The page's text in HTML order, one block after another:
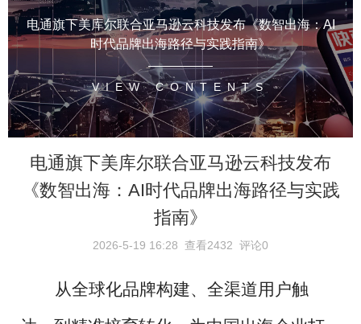
电通旗下美库尔联合亚马逊云科技发布《数智出海：AI
时代品牌出海路径与实践指南》
VIEW CONTENTS
电通旗下美库尔联合亚马逊云科技发布
《数智出海：AI时代品牌出海路径与实践
指南》
2026-5-19 16:28 查看2432 评论0
从全球化品牌构建、全渠道用户触